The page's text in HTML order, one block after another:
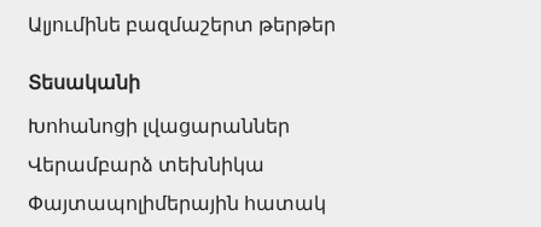
Ալյումինե բազմաշերտ թերթեր
Տեսականի
Խոհանոցի լվացարաններ
Վերամբարձ տեխնիկա
Փայտապոլիմերային հատակ